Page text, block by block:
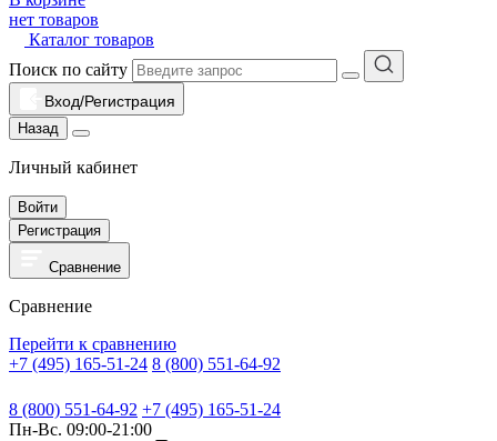
нет товаров
Каталог товаров
Поиск по сайту
Вход/Регистрация
Назад
Личный кабинет
Войти
Регистрация
Сравнение
Сравнение
Перейти к сравнению
+7 (495) 165-51-24 8 (800) 551-64-92
8 (800) 551-64-92 +7 (495) 165-51-24
Пн-Вс. 09:00-21:00